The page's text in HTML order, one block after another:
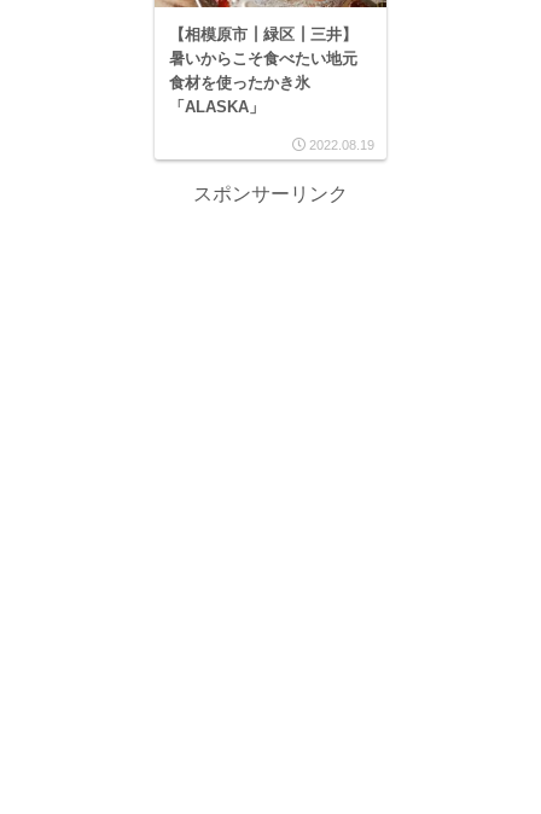
【相模原市┃緑区┃三井】
暑いからこそ食べたい地元
食材を使ったかき氷
「ALASKA」
2022.08.19
スポンサーリンク